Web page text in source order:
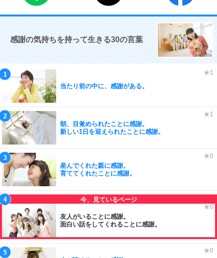
感謝の気持ちを持って生きる30の言葉
当たり前の中に、感謝がある。
朝、目覚められたことに感謝。
新しい1日を迎えられたことに感謝。
産んでくれた親に感謝。
育ててくれたことに感謝。
友人がいることに感謝。
面白い話をしてくれることに感謝。